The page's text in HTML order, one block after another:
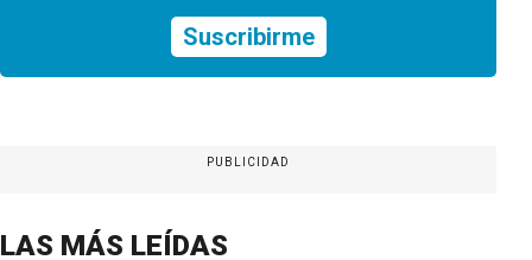
Suscribirme
PUBLICIDAD
LAS MÁS LEÍDAS